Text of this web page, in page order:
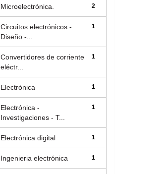
2
Microelectrónica.
1
Circuitos electrónicos -
Diseño -...
1
Convertidores de corriente
eléctr...
1
Electrónica
1
Electrónica -
Investigaciones - T...
1
Electrónica digital
1
Ingenieria electrónica